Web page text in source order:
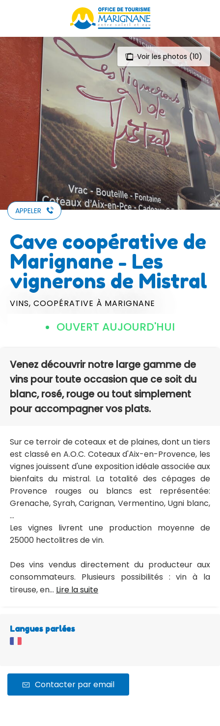
principal
Voir les photos (10)
APPELER
Cave coopérative de
Marignane - Les
vignerons de Mistral
VINS, COOPÉRATIVE À MARIGNANE
OUVERT AUJOURD'HUI
Venez découvrir notre large gamme de
vins pour toute occasion que ce soit du
blanc, rosé, rouge ou tout simplement
pour accompagner vos plats.
Sur ce terroir de coteaux et de plaines, dont un tiers
est classé en A.O.C. Coteaux d'Aix-en-Provence, les
vignes jouissent d'une exposition idéale associée aux
bienfaits du mistral. La totalité des cépages de
Provence rouges ou blancs est représentée:
Grenache, Syrah, Carignan, Vermentino, Ugni blanc,
...
Les vignes livrent une production moyenne de
25000 hectolitres de vin.
Des vins vendus directement du producteur aux
consommateurs. Plusieurs possibilités : vin à la
tireuse, en... Lire la suite
Langues parlées
Contacter par email